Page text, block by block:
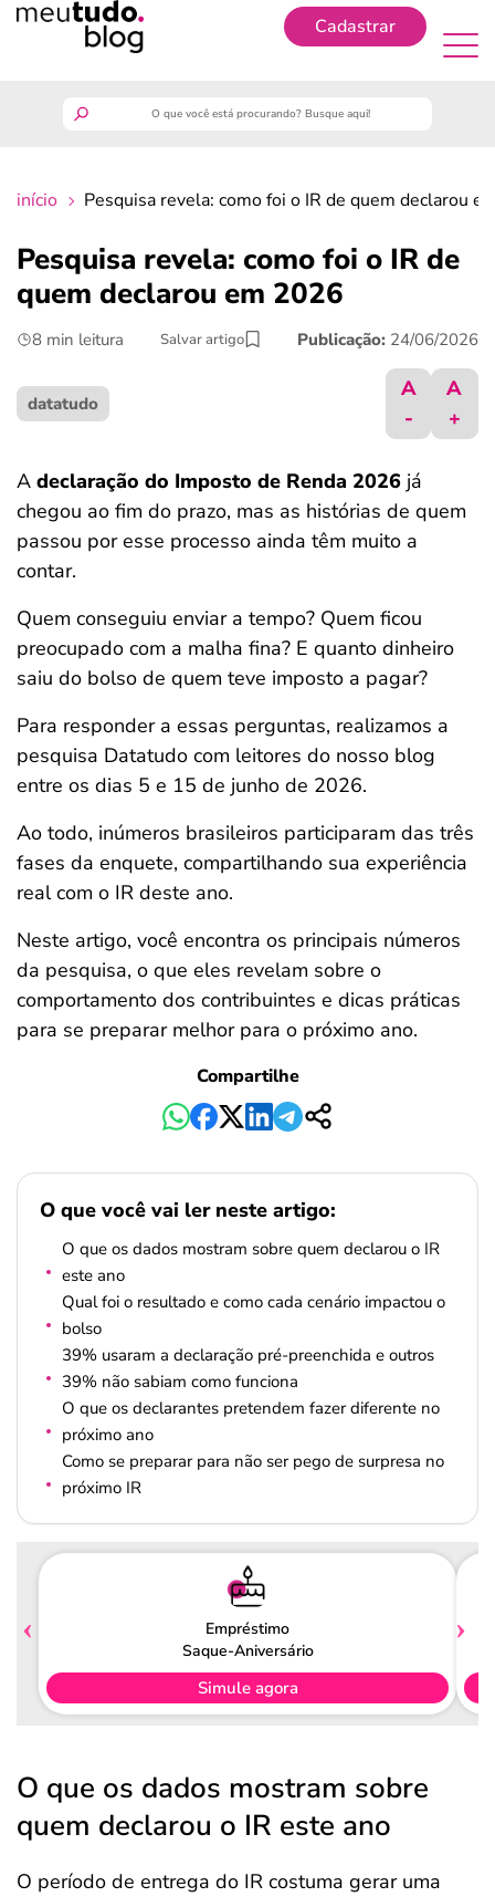
Cadastrar
finanças
benefícios
crédito fácil
ferramentas
início Pesquisa revela: como foi o IR de quem declarou
Pesquisa revela: como foi o IR de
quem declarou em 2026
8 min leitura Salvar artigo Publicação: 24/06/2026
datatudo
A
-
A
+
A declaração do Imposto de Renda 2026 já
chegou ao fim do prazo, mas as histórias de quem
passou por esse processo ainda têm muito a
contar.
Quem conseguiu enviar a tempo? Quem ficou
preocupado com a malha fina? E quanto dinheiro
saiu do bolso de quem teve imposto a pagar?
Para responder a essas perguntas, realizamos a
pesquisa Datatudo com leitores do nosso blog
entre os dias 5 e 15 de junho de 2026.
Ao todo, inúmeros brasileiros participaram das três
fases da enquete, compartilhando sua experiência
real com o IR deste ano.
Neste artigo, você encontra os principais números
da pesquisa, o que eles revelam sobre o
comportamento dos contribuintes e dicas práticas
para se preparar melhor para o próximo ano.
Compartilhe
O que você vai ler neste artigo:
O que os dados mostram sobre quem declarou o IR
este ano
Qual foi o resultado e como cada cenário impactou o
bolso
39% usaram a declaração pré-preenchida e outros
39% não sabiam como funciona
O que os declarantes pretendem fazer diferente no
próximo ano
Como se preparar para não ser pego de surpresa no
próximo IR
Empréstimo
Saque-Aniversário
Simule agora
O que os dados mostram sobre
quem declarou o IR este ano
O período de entrega do IR costuma gerar uma